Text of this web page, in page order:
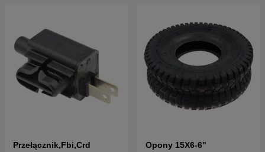
Przełącznik,Fbi,Crd Opony 15X6-6"